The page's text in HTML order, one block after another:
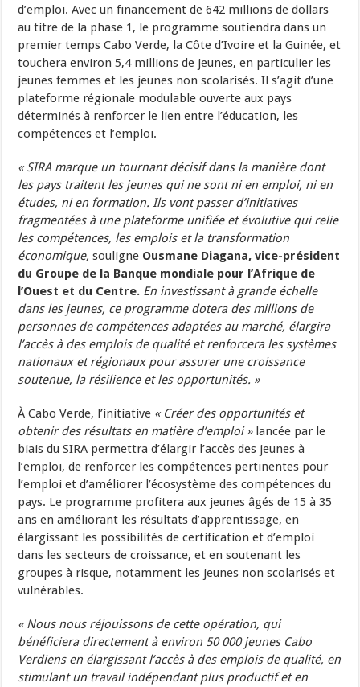
d’emploi. Avec un financement de 642 millions de dollars
au titre de la phase 1, le programme soutiendra dans un
premier temps Cabo Verde, la Côte d’Ivoire et la Guinée, et
touchera environ 5,4 millions de jeunes, en particulier les
jeunes femmes et les jeunes non scolarisés. Il s’agit d’une
plateforme régionale modulable ouverte aux pays
déterminés à renforcer le lien entre l’éducation, les
compétences et l’emploi.
« SIRA marque un tournant décisif dans la manière dont
les pays traitent les jeunes qui ne sont ni en emploi, ni en
études, ni en formation. Ils vont passer d’initiatives
fragmentées à une plateforme unifiée et évolutive qui relie
les compétences, les emplois et la transformation
économique, souligne Ousmane Diagana, vice-président
du Groupe de la Banque mondiale pour l’Afrique de
l’Ouest et du Centre. En investissant à grande échelle
dans les jeunes, ce programme dotera des millions de
personnes de compétences adaptées au marché, élargira
l’accès à des emplois de qualité et renforcera les systèmes
nationaux et régionaux pour assurer une croissance
soutenue, la résilience et les opportunités. »
À Cabo Verde, l’initiative « Créer des opportunités et
obtenir des résultats en matière d’emploi »lancée par le
biais du SIRA permettra d’élargir l’accès des jeunes à
l’emploi, de renforcer les compétences pertinentes pour
l’emploi et d’améliorer l’écosystème des compétences du
pays. Le programme profitera aux jeunes âgés de 15 à 35
ans en améliorant les résultats d’apprentissage, en
élargissant les possibilités de certification et d’emploi
dans les secteurs de croissance, et en soutenant les
groupes à risque, notamment les jeunes non scolarisés et
vulnérables.
« Nous nous réjouissons de cette opération, qui
bénéficiera directement à environ 50 000 jeunes Cabo
Verdiens en élargissant l’accès à des emplois de qualité, en
stimulant un travail indépendant plus productif et en